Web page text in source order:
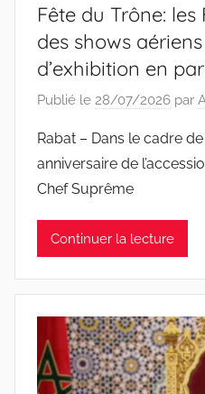
Fête du Trône:
des shows
d’exhibition en
Publié le 28/07/2026 par
Rabat – Dans le cadre
anniversaire de
Chef Suprême
Continuer la lecture